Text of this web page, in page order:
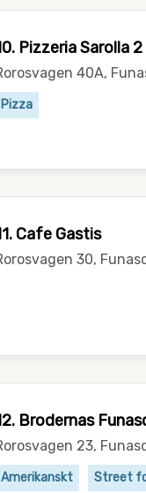
Pizzeria Sarolla 2
40A,
Pizza
Cafe Gastis
30,
Brodernas
23,
Amerikanskt Street